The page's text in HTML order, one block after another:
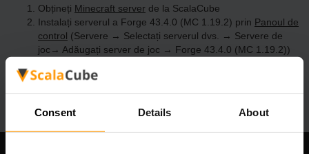
Consent Details About
Obțineți Minecraft server de la ScalaCube
Instalați serverul a Forge 43.4.0 (MC 1.19.2) prin Panoul de
control (Servere → Selectați serverul dvs. → Servere de
joc→ Adăugați server de joc → Forge 43.4.0 (MC 1.19.2))